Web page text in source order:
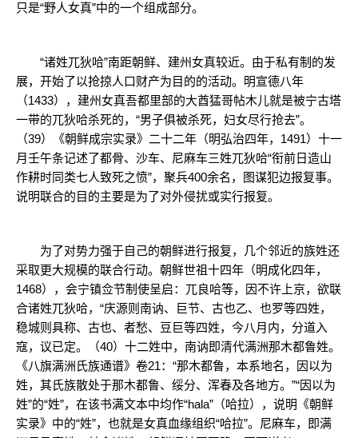
只是“野人女真”中的一个组成部分。
“诸姓兀狄哈”南距朝鲜、建州女真较近。由于私有制的发
展，开始了以抢掠人口财产为目的的活动。明宣德八年
（1433），建州女真吾都里部的大酋猛哥帖木儿就是被宁古塔
一带的兀狄哈杀死的，“男子俱被杀死，妇女尽行抢去”。
（39）《朝鲜成宗实录》二十二年（明弘治四年，1491）十一
月壬午条记述了都骨、沙车、尼麻车三姓兀狄哈“衔前日造山
作耕时同类七人致死之愤”，聚兵400余名，图谋犯边报复事。
说明联合的目的主要是为了对外侵扰或实行报复。
为了对势力强于自己的朝鲜进行报复，几个邻近的族姓还
采取更大规模的联合行动。朝鲜世祖十四年（明成化四年，
1468），会宁镇佥节制使呈启：兀良哈等，因不许上京，欲联
合诸姓兀狄哈，“庆源则南讷、巨节、古也乙、也罗等四姓，
稳城则具称、古也、者愁、豆巨等四姓，今八月内，分道入
寇，议已定。（40）十二姓中，南讷即清代满洲那木都鲁姓。
《八旗满洲氏族通谱》卷21：“那木都鲁，本系地名，因以为
姓，其氏族散处于那木都鲁、绥分、浑春及各地方。”“因以为
姓”的“姓”，在该书满文本中均作“hala”（哈拉），说明《朝鲜
实录》中的“姓”，也就是女真血缘组织“哈拉”。尼麻车，即满